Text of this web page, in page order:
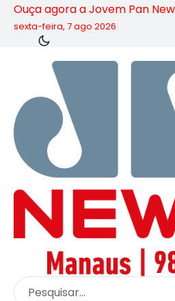
Ouça agora a Jovem Pan
sexta-feira, 7 ago 2026